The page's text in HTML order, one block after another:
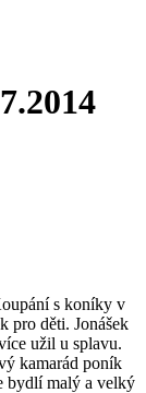
s koníky v
pro děti. Jonášek
užil u splavu.
kamarád poník
bydlí malý a velký